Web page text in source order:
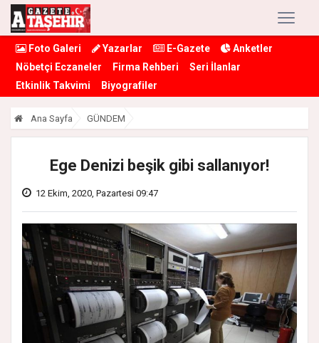
Foto Galeri Yazarlar E-Gazete
Anketler
Nöbetçi Eczaneler
Firma Rehberi
Seri İlanlar
Etkinlik Takvimi
Biyografiler
Ana Sayfa GÜNDEM
Ege Denizi beşik gibi sallanıyor!
12 Ekim, 2020, Pazartesi 09:47